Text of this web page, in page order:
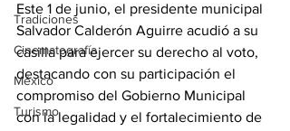
Tradiciones
Cinematografía
México
Turismo
Este 1 de junio, el presidente municipal
Salvador Calderón Aguirre acudió a su
casilla para ejercer su derecho al voto,
destacando con su participación el
compromiso del Gobierno Municipal
con la legalidad y el fortalecimiento de